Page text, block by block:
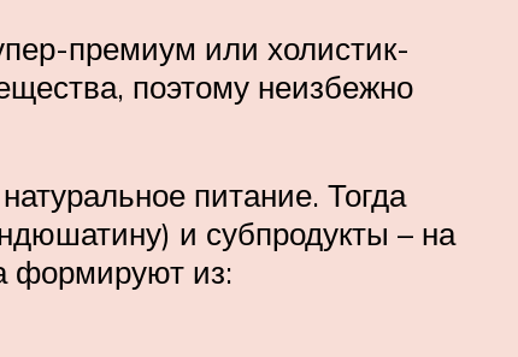
премиум или холистик-
поэтому неизбежно
питание. Тогда
и субпродукты – на
формируют из: